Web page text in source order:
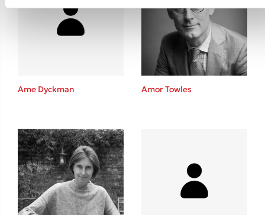
Ame Dyckman Amor Towles